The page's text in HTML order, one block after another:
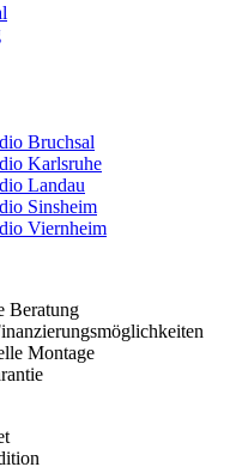
Bruchsal
Karlsruhe
Landau
Sinsheim
Viernheim
Beratung
Montage